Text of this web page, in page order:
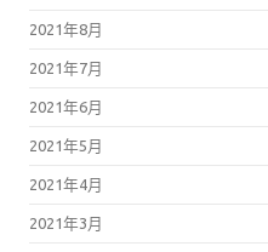
2021年8月
2021年7月
2021年6月
2021年5月
2021年4月
2021年3月